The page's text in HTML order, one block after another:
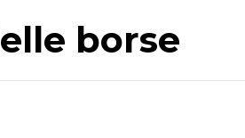
borse